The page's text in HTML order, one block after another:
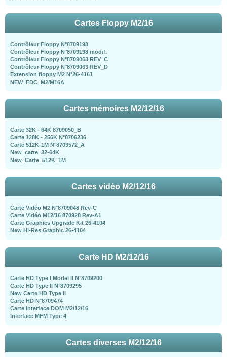
Cartes Floppy M2/16
Contrôleur Floppy N°8709198
Contrôleur Floppy N°8709198 modif.
Contrôleur Floppy N°8709063 REV_C
Contrôleur Floppy N°8709063 REV_D
Extension floppy M2 N°26-4161
NEW_FDC_M2/M16A
Cartes mémoires M2/12/16
Carte 32K - 64K 8709050_B
Carte 128K - 256K N°8706236
Carte 512K-1M N°8709572_A
New_carte_32-64K
New_Carte_512K_1M
Cartes vidéo M2/12/16
Carte Vidéo M2 N°8709048 Rev-C
Carte Vidéo M12/16 870928 Rev-A1
Carte Graphics Upgrade Kit 26-4104
New Hi-Res Graphic 26-4104
Carte HD M2/12/16
Carte HD Type I Model II N°8709200
Carte HD Type II N°8709295
New Carte HD Type II
Carte HD N°8709474
Carte Interface DOM M2/12/16
Interface MFM Type 4
Cartes diverses M2/12/16